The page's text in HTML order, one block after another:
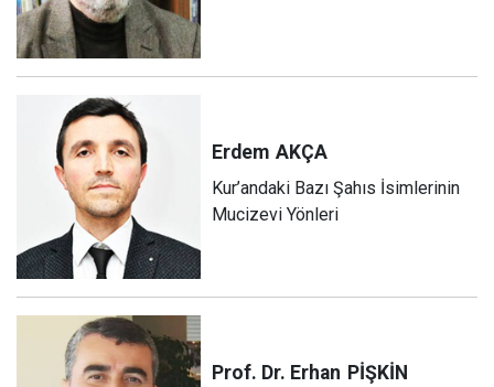
Erdem AKÇA
Kur’andaki Bazı Şahıs İsimlerinin
Mucizevi Yönleri
Prof. Dr. Erhan PİŞKİN